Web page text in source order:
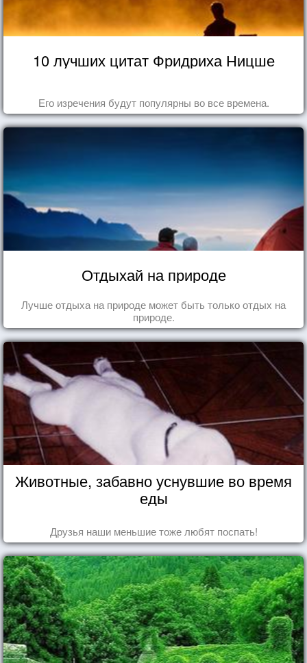
10 лучших цитат Фридриха Ницше
Его изречения будут популярны во все времена.
Отдыхай на природе
Лучше отдыха на природе может быть только отдых на
природе.
Животные, забавно уснувшие во время
еды
Друзья наши меньшие тоже любят поспать!